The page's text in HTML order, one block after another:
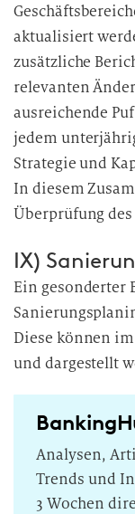
aktualisiert
zusätzliche
relevanten
ausreichende
jedem
Strategie und
In diesem
Überprüfung
IX)
Ein gesonderter
Diese können
und dargestellt
Analysen,
Trends und
3 Wochen